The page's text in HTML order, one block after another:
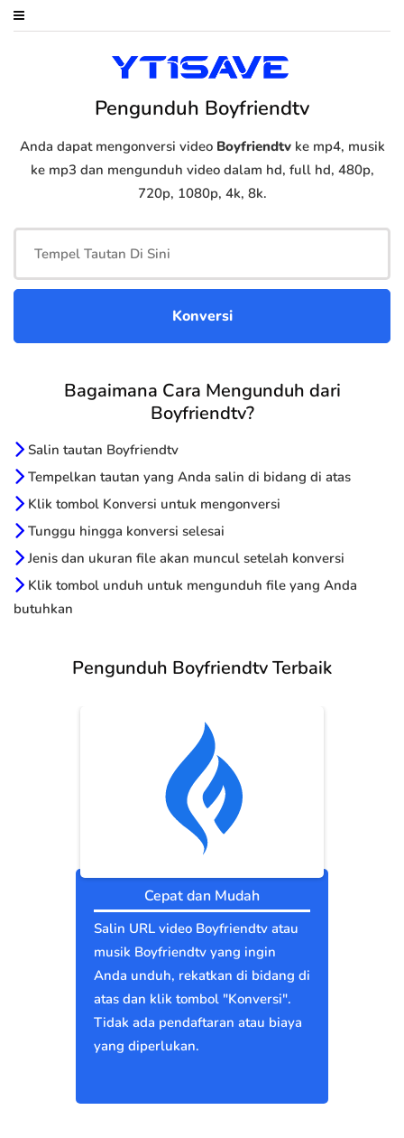
Pengunduh Boyfriendtv
Anda dapat mengonversi video Boyfriendtvke mp4, musik
ke mp3 dan mengunduh video dalam hd, full hd, 480p,
720p, 1080p, 4k, 8k.
Bagaimana Cara Mengunduh dari
Boyfriendtv?
Salin tautan Boyfriendtv
Tempelkan tautan yang Anda salin di bidang di atas
Klik tombol Konversi untuk mengonversi
Tunggu hingga konversi selesai
Jenis dan ukuran file akan muncul setelah konversi
Klik tombol unduh untuk mengunduh file yang Anda
butuhkan
Pengunduh Boyfriendtv Terbaik
Cepat dan Mudah
Salin URL video Boyfriendtv atau
musik Boyfriendtv yang ingin
Anda unduh, rekatkan di bidang di
atas dan klik tombol "Konversi".
Tidak ada pendaftaran atau biaya
yang diperlukan.